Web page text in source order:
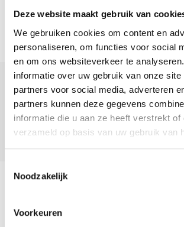
Deze website maakt gebruik van
We gebruiken cookies om content en
personaliseren, om functies voor social
en om ons websiteverkeer te
informatie over uw gebruik van onze site
partners voor social media, adverteren
partners kunnen deze gegevens
informatie die u aan ze heeft verstrekt of
verzameld op basis van uw gebruik van
Noodzakelijk
Voorkeuren
– Parkeren op eigen terrein;
– Vier slaapkamers;
– Woonoppervlakte: 156m²;
– Energielabel: A;
– Bouwjaar: 2021.
Heeft u interesse om deze woning vrijblijvend te
nodigen u van harte uit om op uw gemak eens
Deel deze
woning: